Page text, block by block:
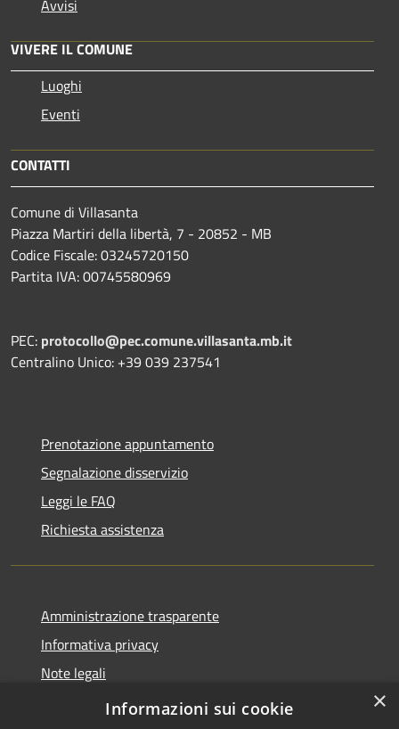
Avvisi
VIVERE IL COMUNE
Luoghi
Eventi
CONTATTI
Comune di Villasanta
Piazza Martiri della libertà, 7 - 20852 - MB
Codice Fiscale: 03245720150
Partita IVA: 00745580969
PEC: protocollo@pec.comune.villasanta.mb.it
Centralino Unico: +39 039 237541
Prenotazione appuntamento
Segnalazione disservizio
Leggi le FAQ
Richiesta assistenza
Amministrazione trasparente
Informativa privacy
Note legali
Dichiarazione di accessibilità
×
Informazioni sui cookie